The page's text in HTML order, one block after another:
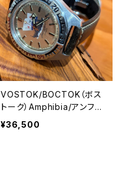
VOSTOK/BOCTOK（ボス
トーク）Amphibia/アンフィ
ビア CCCP/USSR ソビエト
ダイバーズ 1970-1980年
¥36,500